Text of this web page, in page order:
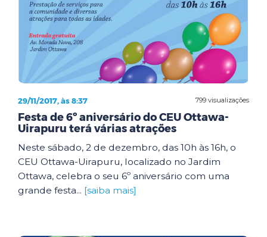
799 visualizações
29/11/2017, às 8:37
Festa de 6º aniversário do CEU Ottawa-
Uirapuru terá várias atrações
Neste sábado, 2 de dezembro, das 10h às 16h, o
CEU Ottawa-Uirapuru, localizado no Jardim
Ottawa, celebra o seu 6º aniversário com uma
grande festa... [saiba mais]